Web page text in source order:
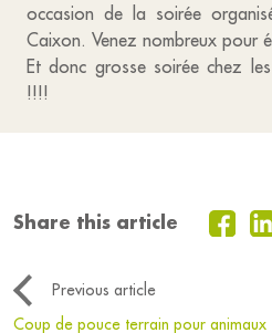
occasion de la soirée
Caixon. Venez nombreux pour
Et donc grosse soirée chez
!!!!
Share this article
Previous article
Coup de pouce terrain pour animaux